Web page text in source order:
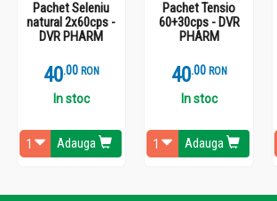
Pachet Seleniu
natural 2x60cps -
DVR PHARM
40.0 RON
In stoc
Adauga
Pachet Tensio
60+30cps - DVR
PHARM
40.0 RON
In stoc
Adauga